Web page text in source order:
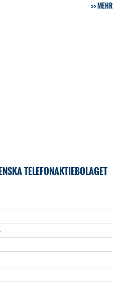
MEHR
TELEFONAKTIEBOLAGET